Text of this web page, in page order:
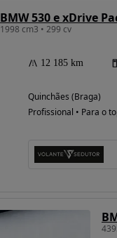
BMW 530 e xDrive
1998 cm3 • 299 cv
12 185 km
Quinchães (Braga)
Profissional • Para o